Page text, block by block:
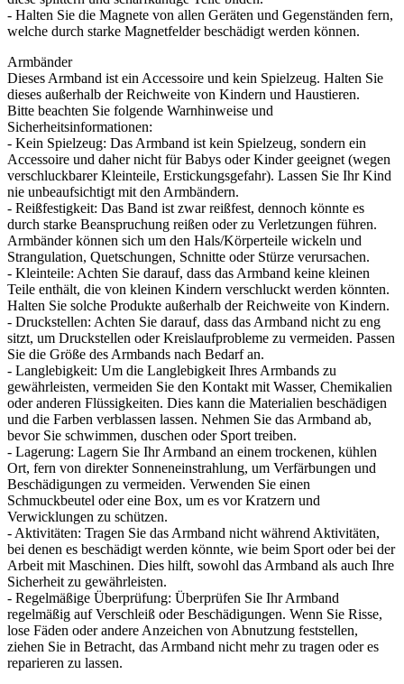
- Halten Sie die Magnete von allen Geräten und Gegenständen fern,
welche durch starke Magnetfelder beschädigt werden können.
Armbänder
Dieses Armband ist ein Accessoire und kein Spielzeug. Halten Sie
dieses außerhalb der Reichweite von Kindern und Haustieren.
Bitte beachten Sie folgende Warnhinweise und
Sicherheitsinformationen:
- Kein Spielzeug: Das Armband ist kein Spielzeug, sondern ein
Accessoire und daher nicht für Babys oder Kinder geeignet (wegen
verschluckbarer Kleinteile, Erstickungsgefahr). Lassen Sie Ihr Kind
nie unbeaufsichtigt mit den Armbändern.
- Reißfestigkeit: Das Band ist zwar reißfest, dennoch könnte es
durch starke Beanspruchung reißen oder zu Verletzungen führen.
Armbänder können sich um den Hals/Körperteile wickeln und
Strangulation, Quetschungen, Schnitte oder Stürze verursachen.
- Kleinteile: Achten Sie darauf, dass das Armband keine kleinen
Teile enthält, die von kleinen Kindern verschluckt werden könnten.
Halten Sie solche Produkte außerhalb der Reichweite von Kindern.
- Druckstellen: Achten Sie darauf, dass das Armband nicht zu eng
sitzt, um Druckstellen oder Kreislaufprobleme zu vermeiden. Passen
Sie die Größe des Armbands nach Bedarf an.
- Langlebigkeit: Um die Langlebigkeit Ihres Armbands zu
gewährleisten, vermeiden Sie den Kontakt mit Wasser, Chemikalien
oder anderen Flüssigkeiten. Dies kann die Materialien beschädigen
und die Farben verblassen lassen. Nehmen Sie das Armband ab,
bevor Sie schwimmen, duschen oder Sport treiben.
- Lagerung: Lagern Sie Ihr Armband an einem trockenen, kühlen
Ort, fern von direkter Sonneneinstrahlung, um Verfärbungen und
Beschädigungen zu vermeiden. Verwenden Sie einen
Schmuckbeutel oder eine Box, um es vor Kratzern und
Verwicklungen zu schützen.
- Aktivitäten: Tragen Sie das Armband nicht während Aktivitäten,
bei denen es beschädigt werden könnte, wie beim Sport oder bei der
Arbeit mit Maschinen. Dies hilft, sowohl das Armband als auch Ihre
Sicherheit zu gewährleisten.
- Regelmäßige Überprüfung: Überprüfen Sie Ihr Armband
regelmäßig auf Verschleiß oder Beschädigungen. Wenn Sie Risse,
lose Fäden oder andere Anzeichen von Abnutzung feststellen,
ziehen Sie in Betracht, das Armband nicht mehr zu tragen oder es
reparieren zu lassen.